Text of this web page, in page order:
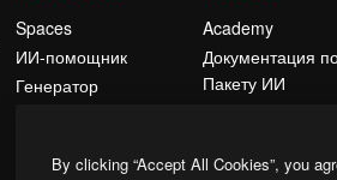
Spaces
ИИ-помощник
Генератор
Academy
Документация
Пакету ИИ
Условия и
By clicking “Accept All Cookies”, you